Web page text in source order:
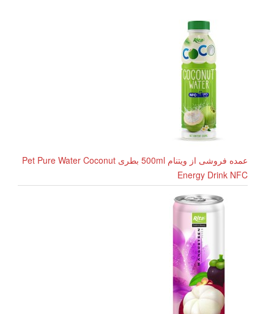
عمده فروشی از ویتنام 500ml بطری Pet Pure Water Coconut
Energy Drink NFC